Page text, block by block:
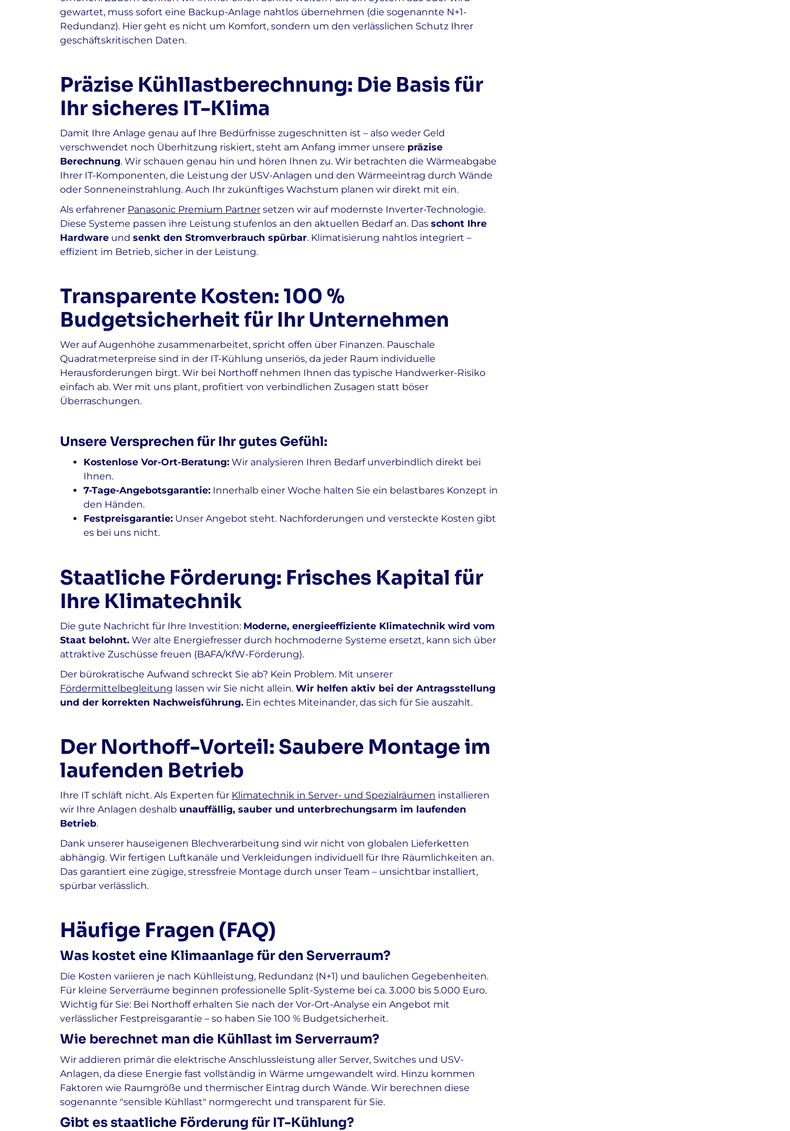
gewartet, muss sofort eine Backup-Anlage nahtlos übernehmen (die sogenannte N+1-
Redundanz). Hier geht es nicht um Komfort, sondern um den verlässlichen Schutz Ihrer
geschäftskritischen Daten.
Präzise Kühllastberechnung: Die Basis für
Ihr sicheres IT-Klima
Damit Ihre Anlage genau auf Ihre Bedürfnisse zugeschnitten ist – also weder Geld
verschwendet noch Überhitzung riskiert, steht am Anfang immer unsere präzise
Berechnung. Wir schauen genau hin und hören Ihnen zu. Wir betrachten die Wärmeabgabe
Ihrer IT-Komponenten, die Leistung der USV-Anlagen und den Wärmeeintrag durch Wände
oder Sonneneinstrahlung. Auch Ihr zukünftiges Wachstum planen wir direkt mit ein.
Als erfahrener Panasonic Premium Partner setzen wir auf modernste Inverter-Technologie.
Diese Systeme passen ihre Leistung stufenlos an den aktuellen Bedarf an. Das schont Ihre
Hardware und senkt den Stromverbrauch spürbar. Klimatisierung nahtlos integriert –
effizient im Betrieb, sicher in der Leistung.
Transparente Kosten: 100 %
Budgetsicherheit für Ihr Unternehmen
Wer auf Augenhöhe zusammenarbeitet, spricht offen über Finanzen. Pauschale
Quadratmeterpreise sind in der IT-Kühlung unseriös, da jeder Raum individuelle
Herausforderungen birgt. Wir bei Northoff nehmen Ihnen das typische Handwerker-Risiko
einfach ab. Wer mit uns plant, profitiert von verbindlichen Zusagen statt böser
Überraschungen.
Unsere Versprechen für Ihr gutes Gefühl:
Kostenlose Vor-Ort-Beratung: Wir analysieren Ihren Bedarf unverbindlich direkt bei
Ihnen.
7-Tage-Angebotsgarantie: Innerhalb einer Woche halten Sie ein belastbares Konzept in
den Händen.
Festpreisgarantie: Unser Angebot steht. Nachforderungen und versteckte Kosten gibt
es bei uns nicht.
Staatliche Förderung: Frisches Kapital für
Ihre Klimatechnik
Die gute Nachricht für Ihre Investition: Moderne, energieeffiziente Klimatechnik wird vom
Staat belohnt. Wer alte Energiefresser durch hochmoderne Systeme ersetzt, kann sich über
attraktive Zuschüsse freuen (BAFA/KfW-Förderung).
Der bürokratische Aufwand schreckt Sie ab? Kein Problem. Mit unserer
Fördermittelbegleitung lassen wir Sie nicht allein. Wir helfen aktiv bei der Antragsstellung
und der korrekten Nachweisführung. Ein echtes Miteinander, das sich für Sie auszahlt.
Der Northoff-Vorteil: Saubere Montage im
laufenden Betrieb
Ihre IT schläft nicht. Als Experten für Klimatechnik in Server- und Spezialräumen installieren
wir Ihre Anlagen deshalb unauffällig, sauber und unterbrechungsarm im laufenden
Betrieb.
Dank unserer hauseigenen Blechverarbeitung sind wir nicht von globalen Lieferketten
abhängig. Wir fertigen Luftkanäle und Verkleidungen individuell für Ihre Räumlichkeiten an.
Das garantiert eine zügige, stressfreie Montage durch unser Team – unsichtbar installiert,
spürbar verlässlich.
Häufige Fragen (FAQ)
Was kostet eine Klimaanlage für den Serverraum?
Die Kosten variieren je nach Kühlleistung, Redundanz (N+1) und baulichen Gegebenheiten.
Für kleine Serverräume beginnen professionelle Split-Systeme bei ca. 3.000 bis 5.000 Euro.
Wichtig für Sie: Bei Northoff erhalten Sie nach der Vor-Ort-Analyse ein Angebot mit
verlässlicher Festpreisgarantie – so haben Sie 100 % Budgetsicherheit.
Wie berechnet man die Kühllast im Serverraum?
Wir addieren primär die elektrische Anschlussleistung aller Server, Switches und USV-
Anlagen, da diese Energie fast vollständig in Wärme umgewandelt wird. Hinzu kommen
Faktoren wie Raumgröße und thermischer Eintrag durch Wände. Wir berechnen diese
sogenannte "sensible Kühllast" normgerecht und transparent für Sie.
Gibt es staatliche Förderung für IT-Kühlung?